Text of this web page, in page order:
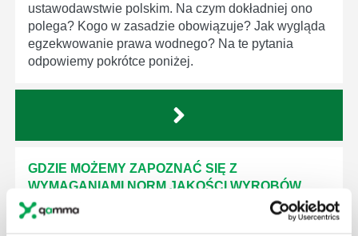
ustawodawstwie polskim. Na czym dokładniej ono
polega? Kogo w zasadzie obowiązuje? Jak wygląda
egzekwowanie prawa wodnego? Na te pytania
odpowiemy pokrótce poniżej.
GDZIE MOŻEMY ZAPOZNAĆ SIĘ Z
WYMAGANIAMI NORM JAKOŚCI WYROBÓW
MEDYCZNYCH?